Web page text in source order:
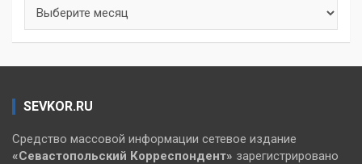
SEVKOR.RU
Средство массовой информации сетевое издание
«Севастопольский Корреспондент» зарегистрировано